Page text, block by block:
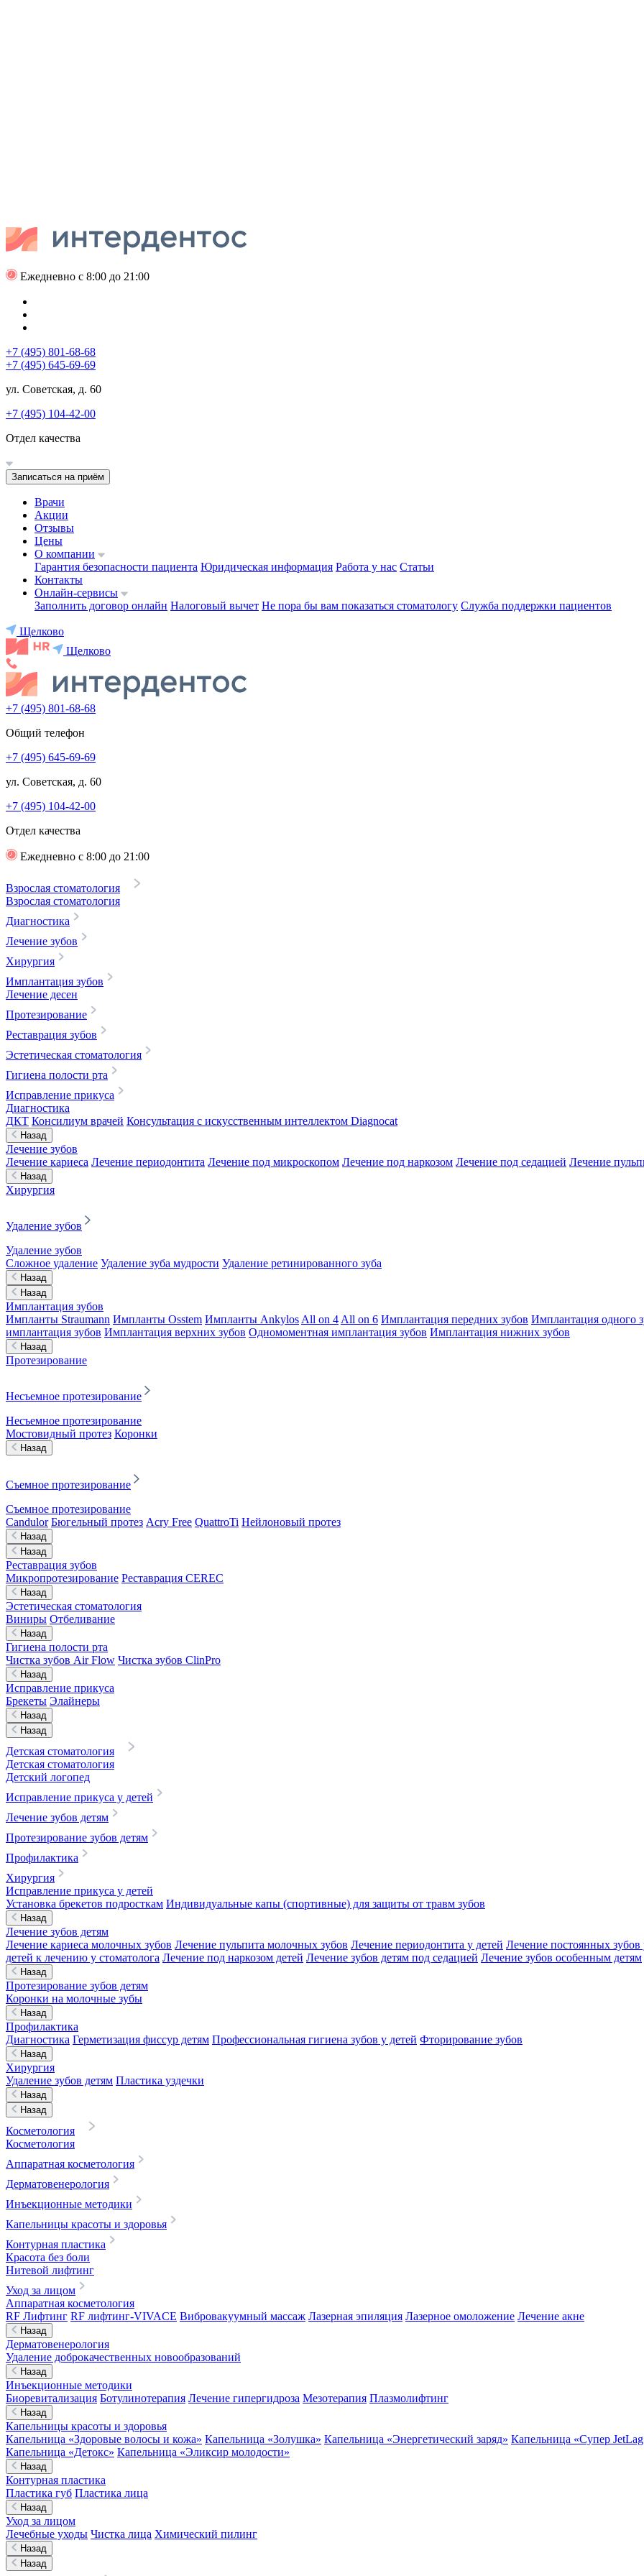
Ежедневно с 8:00 до 21:00
+7 (495) 801-68-68
+7 (495) 645-69-69
ул. Советская, д. 60
+7 (495) 104-42-00
Отдел качества
Записаться на приём
Врачи
Акции
Отзывы
Цены
О компании
Гарантия безопасности пациента Юридическая информация Работа у нас Статьи
Контакты
Онлайн-сервисы
Заполнить договор онлайн Налоговый вычет Не пора бы вам показаться стоматологу Служба поддержки пациентов
Щелково
Щелково
+7 (495) 801-68-68
Общий телефон
+7 (495) 645-69-69
ул. Советская, д. 60
+7 (495) 104-42-00
Отдел качества
Ежедневно с 8:00 до 21:00
Взрослая стоматология
Взрослая стоматология
Диагностика
Лечение зубов
Хирургия
Имплантация зубов
Лечение десен
Протезирование
Реставрация зубов
Эстетическая стоматология
Гигиена полости рта
Исправление прикуса
Диагностика
ДКТ Консилиум врачей Консультация с искусственным интеллектом Diagnocat
Назад
Лечение зубов
Лечение кариеса Лечение периодонтита Лечение под микроскопом Лечение под наркозом Лечение под седацией Лечение
Назад
Хирургия
Удаление зубов
Удаление зубов
Сложное удаление Удаление зуба мудрости Удаление ретинированного зуба
Назад
Назад
Имплантация зубов
Импланты Straumann Импланты Osstem Импланты Ankylos All on 4 All on 6 Имплантация передних зубов Имплантация одного
имплантация зубов Имплантация верхних зубов Одномоментная имплантация зубов Имплантация нижних зубов
Назад
Протезирование
Несъемное протезирование
Несъемное протезирование
Мостовидный протез Коронки
Назад
Съемное протезирование
Съемное протезирование
Candulor Бюгельный протез Acry Free QuattroTi Нейлоновый протез
Назад
Назад
Реставрация зубов
Микропротезирование Реставрация CEREC
Назад
Эстетическая стоматология
Виниры Отбеливание
Назад
Гигиена полости рта
Чистка зубов Air Flow Чистка зубов ClinPro
Назад
Исправление прикуса
Брекеты Элайнеры
Назад
Назад
Детская стоматология
Детская стоматология
Детский логопед
Исправление прикуса у детей
Лечение зубов детям
Протезирование зубов детям
Профилактика
Хирургия
Исправление прикуса у детей
Установка брекетов подросткам Индивидуальные капы (спортивные) для защиты от травм зубов
Назад
Лечение зубов детям
Лечение кариеса молочных зубов Лечение пульпита молочных зубов Лечение периодонтита у детей Лечение постоянных зубов
детей к лечению у стоматолога Лечение под наркозом детей Лечение зубов детям под седацией Лечение зубов особенным детям
Назад
Протезирование зубов детям
Коронки на молочные зубы
Назад
Профилактика
Диагностика Герметизация фиссур детям Профессиональная гигиена зубов у детей Фторирование зубов
Назад
Хирургия
Удаление зубов детям Пластика уздечки
Назад
Назад
Косметология
Косметология
Аппаратная косметология
Дерматовенерология
Инъекционные методики
Капельницы красоты и здоровья
Контурная пластика
Красота без боли
Нитевой лифтинг
Уход за лицом
Аппаратная косметология
RF Лифтинг RF лифтинг-VIVACE Вибровакуумный массаж Лазерная эпиляция Лазерное омоложение Лечение акне
Назад
Дерматовенерология
Удаление доброкачественных новообразований
Назад
Инъекционные методики
Биоревитализация Ботулинотерапия Лечение гипергидроза Мезотерапия Плазмолифтинг
Назад
Капельницы красоты и здоровья
Капельница «Здоровые волосы и кожа» Капельница «Золушка» Капельница «Энергетический заряд» Капельница «Супер
Капельница «Детокс» Капельница «Эликсир молодости»
Назад
Контурная пластика
Пластика губ Пластика лица
Назад
Уход за лицом
Лечебные уходы Чистка лица Химический пилинг
Назад
Назад